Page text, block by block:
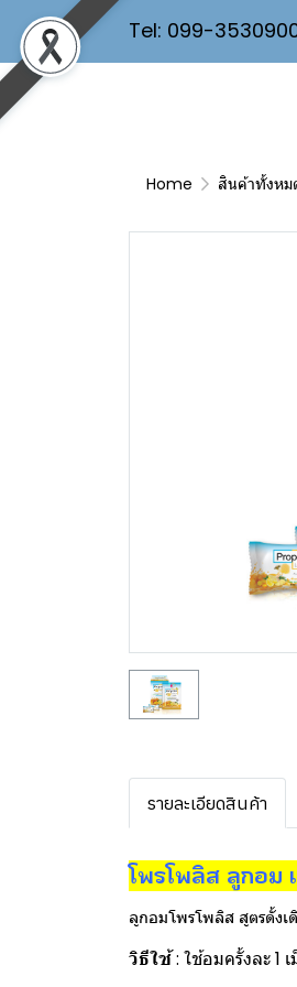
Tel: 099-
Home สินค้าทั้งหม
รายละเอียดสินค้า
โพรโพลิส ลูกอม
ลูกอมโพรโพลิส สูตรดั้งเ
วิธีใช้: ใช้อมครั้งละ 1